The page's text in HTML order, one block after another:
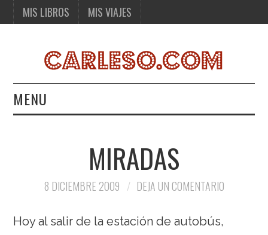
MIS LIBROS MIS VIAJES
MENU
MIRADAS
8 DICIEMBRE 2009 DEJA UN COMENTARIO
Hoy al salir de la estación de autobús,